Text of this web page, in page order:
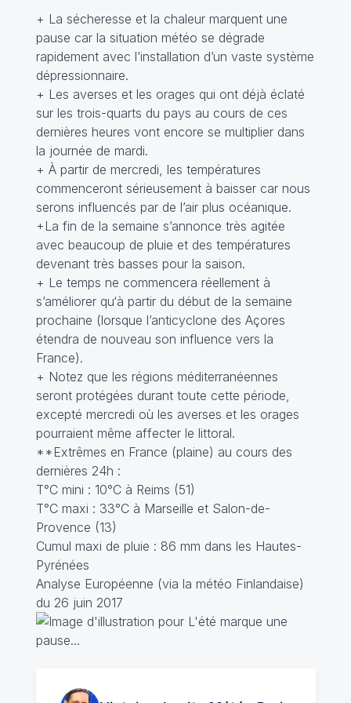
+ La sécheresse et la chaleur marquent une
pause car la situation météo se dégrade
rapidement avec l’installation d’un vaste système
dépressionnaire.
+ Les averses et les orages qui ont déjà éclaté
sur les trois-quarts du pays au cours de ces
dernières heures vont encore se multiplier dans
la journée de mardi.
+ À partir de mercredi, les températures
commenceront sérieusement à baisser car nous
serons influencés par de l’air plus océanique.
+La fin de la semaine s’annonce très agitée
avec beaucoup de pluie et des températures
devenant très basses pour la saison.
+ Le temps ne commencera réellement à
s’améliorer qu‘à partir du début de la semaine
prochaine (lorsque l’anticyclone des Açores
étendra de nouveau son influence vers la
France).
+ Notez que les régions méditerranéennes
seront protégées durant toute cette période,
excepté mercredi où les averses et les orages
pourraient même affecter le littoral.
**Extrêmes en France (plaine) au cours des
dernières 24h :
T°C mini : 10°C à Reims (51)
T°C maxi : 33°C à Marseille et Salon-de-
Provence (13)
Cumul maxi de pluie : 86 mm dans les Hautes-
Pyrénées
Analyse Européenne (via la météo Finlandaise)
du 26 juin 2017